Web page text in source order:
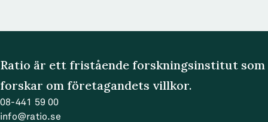
Ratio är ett fristående forskningsinstitut som
forskar om företagandets villkor.
08-441 59 00
info@ratio.se